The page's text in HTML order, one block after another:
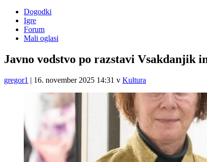
Dogodki
Igre
Forum
Mali oglasi
Javno vodstvo po razstavi Vsakdanjik
gregor1 | 16. november 2025 14:31 v Kultura